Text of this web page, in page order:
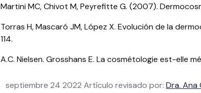
Martini MC, Chivot M, Peyrefitte G. (2007).
Torras H, Mascaró JM, López X. Evolución de la
114.
A.C. Nielsen. Grosshans E. La cosmétologie est-elle
septiembre 24 2022 Artículo revisado por: Dra. Ana